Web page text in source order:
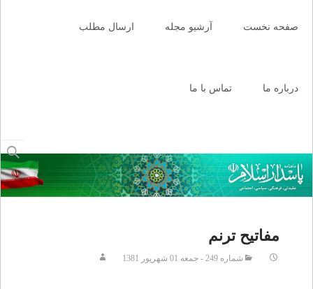
content
صفحه نخست آرشیو مجله ارسال مطلب
درباره ما تماس با ما
برای:
مفاتيح ترنم
شماره 249 - جمعه 01 شهريور 1381